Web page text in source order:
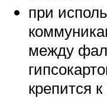
при
между
крепится